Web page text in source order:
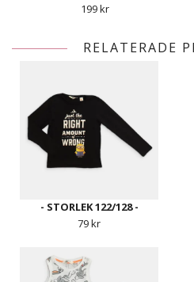
199 kr
RELATERADE
- STORLEK 122/128 -
79 kr